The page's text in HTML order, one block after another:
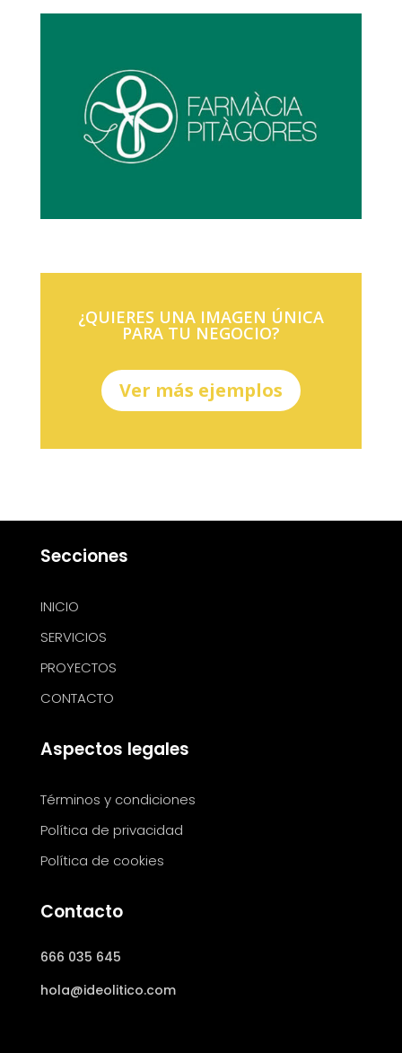
¿QUIERES UNA IMAGEN ÚNICA
PARA TU NEGOCIO?
Ver más ejemplos
Secciones
INICIO
SERVICIOS
PROYECTOS
CONTACTO
Aspectos legales
Términos y condiciones
Política de privacidad
Política de cookies
Contacto
666 035 645
hola@ideolitico.com